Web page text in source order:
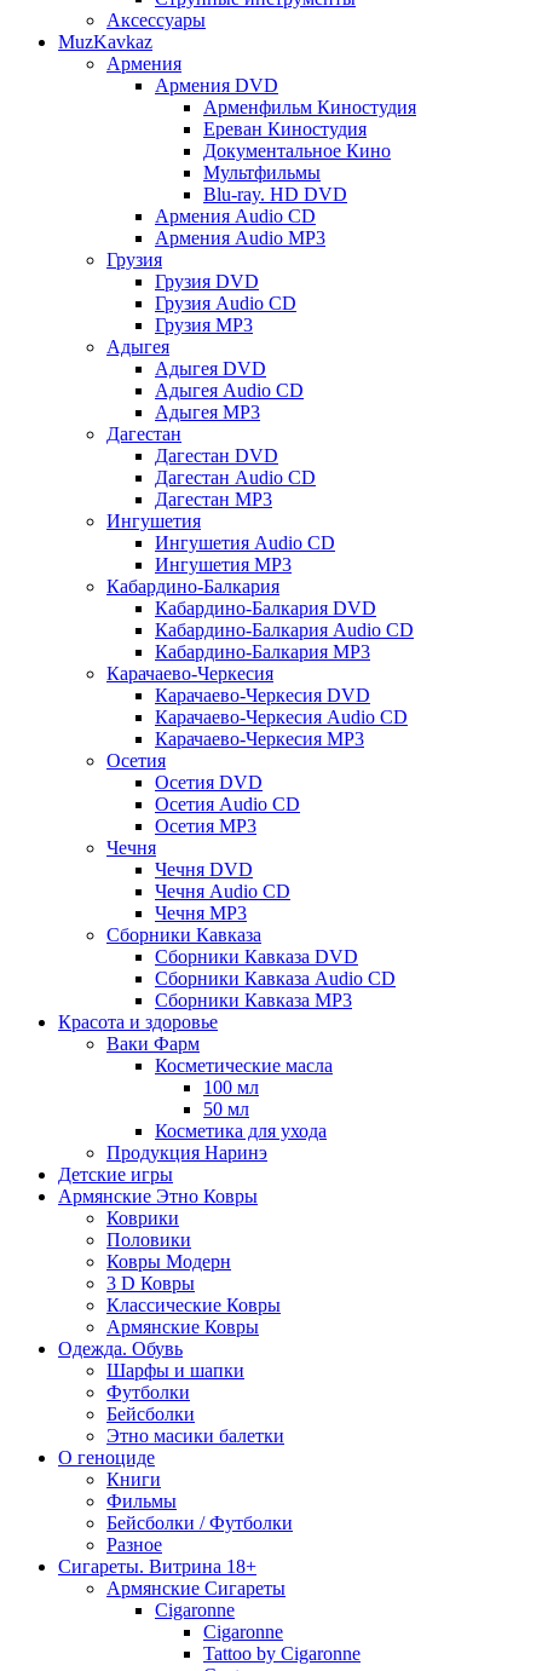
Аксессуары
MuzKavkaz
Армения
Армения DVD
Арменфильм Киностудия
Ереван Киностудия
Документальное Кино
Мультфильмы
Blu-ray. HD DVD
Армения Audio CD
Армения Audio MP3
Грузия
Грузия DVD
Грузия Audio CD
Грузия MP3
Адыгея
Адыгея DVD
Адыгея Audio CD
Адыгея MP3
Дагестан
Дагестан DVD
Дагестан Audio CD
Дагестан MP3
Ингушетия
Ингушетия Audio CD
Ингушетия MP3
Кабардино-Балкария
Кабардино-Балкария DVD
Кабардино-Балкария Audio CD
Кабардино-Балкария MP3
Карачаево-Черкесия
Карачаево-Черкесия DVD
Карачаево-Черкесия Audio CD
Карачаево-Черкесия MP3
Осетия
Осетия DVD
Осетия Audio CD
Осетия MP3
Чечня
Чечня DVD
Чечня Audio CD
Чечня MP3
Сборники Кавказа
Сборники Кавказа DVD
Сборники Кавказа Audio CD
Сборники Кавказа MP3
Красота и здоровье
Ваки Фарм
Косметические масла
100 мл
50 мл
Косметика для ухода
Продукция Наринэ
Детские игры
Армянские Этно Ковры
Коврики
Половики
Ковры Модерн
3 D Ковры
Классические Ковры
Армянские Ковры
Одежда. Обувь
Шарфы и шапки
Футболки
Бейсболки
Этно масики балетки
О геноциде
Книги
Фильмы
Бейсболки / Футболки
Разное
Сигареты. Витрина 18+
Армянские Сигареты
Cigaronne
Cigaronne
Tattoo by Cigaronne